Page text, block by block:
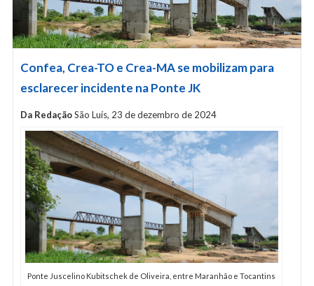
Confea, Crea-TO e Crea-MA se mobilizam para
esclarecer incidente na Ponte JK
Da RedaçãoSão Luís, 23 de dezembro de 2024
Ponte Juscelino Kubitschek de Oliveira, entre Maranhão e Tocantins